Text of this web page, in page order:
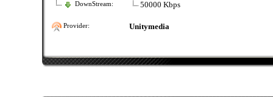
DownStream: 50000 Kbps
Provider: Unitymedia